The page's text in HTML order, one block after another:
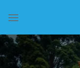
qua
dung